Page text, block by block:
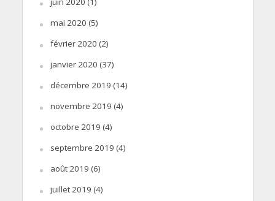
mai 2020 (5)
février 2020 (2)
janvier 2020 (37)
décembre 2019 (14)
novembre 2019 (4)
octobre 2019 (4)
septembre 2019 (4)
août 2019 (6)
juillet 2019 (4)